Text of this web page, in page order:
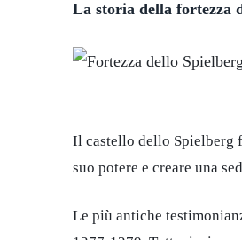
La storia della fortezza
Il castello dello Spielberg
suo potere e creare una
Le più antiche